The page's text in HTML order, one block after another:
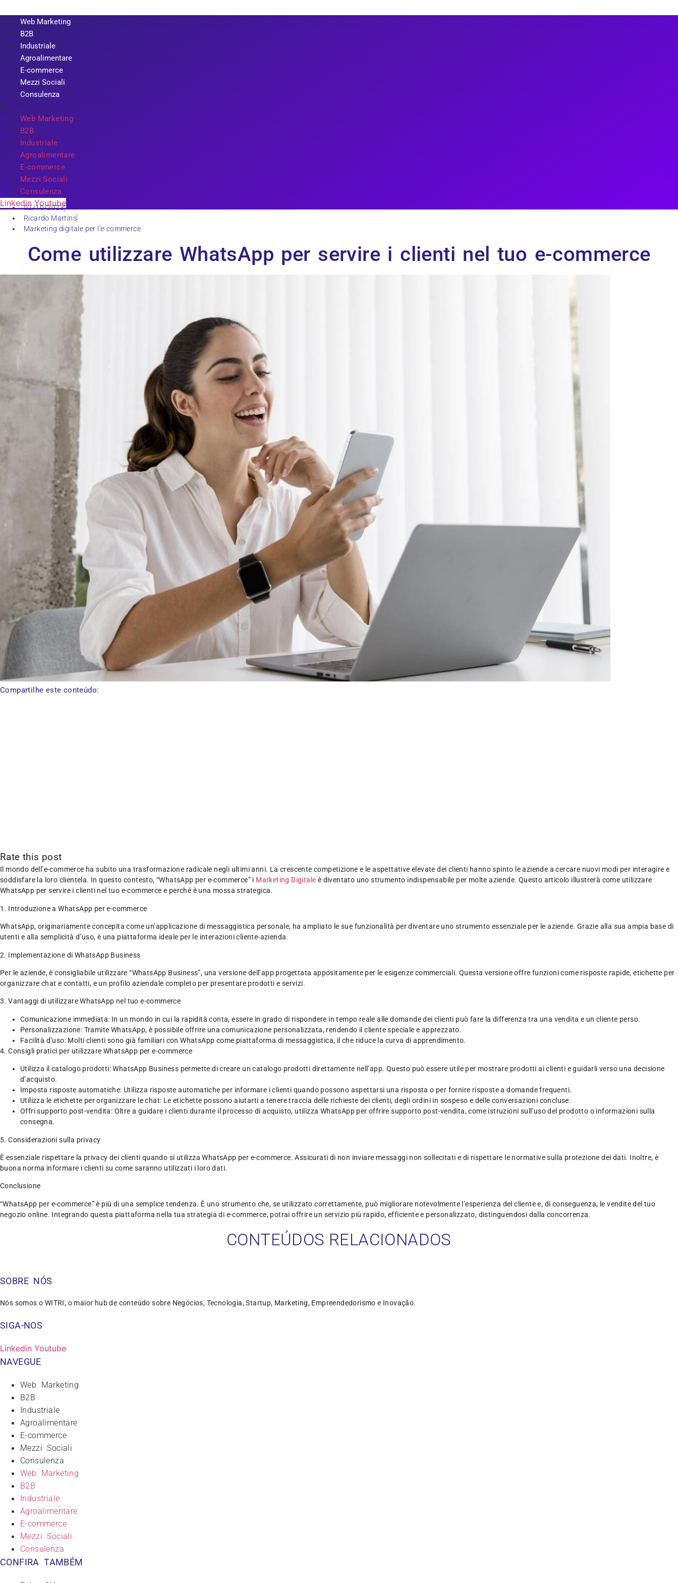
Web Marketing
B2B
Industriale
Agroalimentare
E-commerce
Mezzi Sociali
Consulenza
Web Marketing
B2B
Industriale
Agroalimentare
E-commerce
Mezzi Sociali
Consulenza
Linkedin Youtube
02/10/2023
Ricardo Martins
Marketing digitale per l'e-commerce
Come utilizzare WhatsApp per servire i clienti nel tuo e-commerce
Compartilhe este conteúdo:
Rate this post
Il mondo dell’e-commerce ha subito una trasformazione radicale negli ultimi anni. La crescente competizione e le aspettative elevate dei clienti hanno spinto le aziende a cercare nuovi modi per interagire e
soddisfare la loro clientela. In questo contesto, “WhatsApp per e-commerce” i Marketing Digitale è diventato uno strumento indispensabile per molte aziende. Questo articolo illustrerà come utilizzare
WhatsApp per servire i clienti nel tuo e-commerce e perché è una mossa strategica.
1. Introduzione a WhatsApp per e-commerce
WhatsApp, originariamente concepita come un’applicazione di messaggistica personale, ha ampliato le sue funzionalità per diventare uno strumento essenziale per le aziende. Grazie alla sua ampia base di
utenti e alla semplicità d’uso, è una piattaforma ideale per le interazioni cliente-azienda.
2. Implementazione di WhatsApp Business
Per le aziende, è consigliabile utilizzare “WhatsApp Business”, una versione dell’app progettata appositamente per le esigenze commerciali. Questa versione offre funzioni come risposte rapide, etichette per
organizzare chat e contatti, e un profilo aziendale completo per presentare prodotti e servizi.
3. Vantaggi di utilizzare WhatsApp nel tuo e-commerce
Comunicazione immediata: In un mondo in cui la rapidità conta, essere in grado di rispondere in tempo reale alle domande dei clienti può fare la differenza tra una vendita e un cliente perso.
Personalizzazione: Tramite WhatsApp, è possibile offrire una comunicazione personalizzata, rendendo il cliente speciale e apprezzato.
Facilità d’uso: Molti clienti sono già familiari con WhatsApp come piattaforma di messaggistica, il che riduce la curva di apprendimento.
4. Consigli pratici per utilizzare WhatsApp per e-commerce
Utilizza il catalogo prodotti: WhatsApp Business permette di creare un catalogo prodotti direttamente nell’app. Questo può essere utile per mostrare prodotti ai clienti e guidarli verso una decisione
d’acquisto.
Imposta risposte automatiche: Utilizza risposte automatiche per informare i clienti quando possono aspettarsi una risposta o per fornire risposte a domande frequenti.
Utilizza le etichette per organizzare le chat: Le etichette possono aiutarti a tenere traccia delle richieste dei clienti, degli ordini in sospeso e delle conversazioni concluse.
Offri supporto post-vendita: Oltre a guidare i clienti durante il processo di acquisto, utilizza WhatsApp per offrire supporto post-vendita, come istruzioni sull’uso del prodotto o informazioni sulla
consegna.
5. Considerazioni sulla privacy
È essenziale rispettare la privacy dei clienti quando si utilizza WhatsApp per e-commerce. Assicurati di non inviare messaggi non sollecitati e di rispettare le normative sulla protezione dei dati. Inoltre, è
buona norma informare i clienti su come saranno utilizzati i loro dati.
Conclusione
“WhatsApp per e-commerce” è più di una semplice tendenza. È uno strumento che, se utilizzato correttamente, può migliorare notevolmente l’esperienza del cliente e, di conseguenza, le vendite del tuo
negozio online. Integrando questa piattaforma nella tua strategia di e-commerce, potrai offrire un servizio più rapido, efficiente e personalizzato, distinguendosi dalla concorrenza.
CONTEÚDOS RELACIONADOS
SOBRE NÓS
Nós somos o WITRI, o maior hub de conteúdo sobre Negócios, Tecnologia, Startup, Marketing, Empreendedorismo e Inovação.
SIGA-NOS
Linkedin Youtube
NAVEGUE
Web Marketing
B2B
Industriale
Agroalimentare
E-commerce
Mezzi Sociali
Consulenza
Web Marketing
B2B
Industriale
Agroalimentare
E-commerce
Mezzi Sociali
Consulenza
CONFIRA TAMBÉM